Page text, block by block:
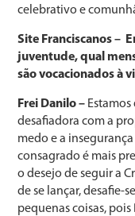
celebrativo e
Site Franciscanos –
juventude, qual
são vocacionados à
Frei Danilo –
desafiadora com a
medo e a
consagrado é mais
o desejo de seguir a
de se lançar, desafie-
pequenas coisas,